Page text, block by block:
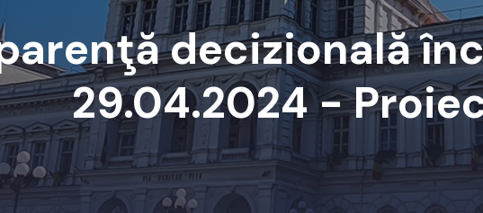
decizională
29.04.2024 -